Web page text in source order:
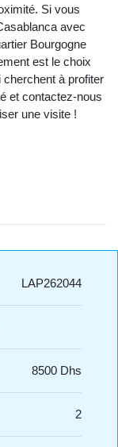
Si vous
avec
Bourgogne
est le choix
à profiter
et contactez-nous
une visite !
LAP262044
8500 Dhs
2